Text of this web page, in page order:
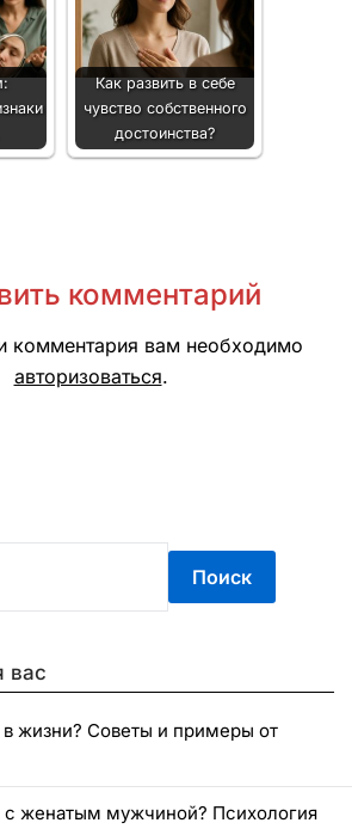
Как развить в себе
чувство собственного
достоинства?
комментарий
комментария вам необходимо
авторизоваться.
Поиск
вас
в жизни? Советы и примеры от
с женатым мужчиной? Психология